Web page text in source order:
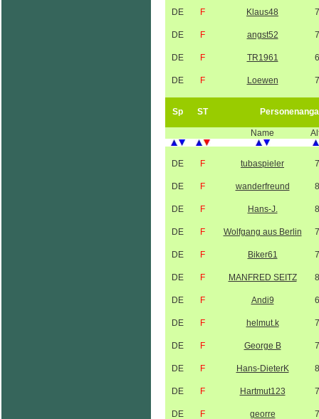
DE F Klaus48
DE F angst52
DE F TR1961
DE F Loewen
Sp ST
Name
DE F tubaspieler
DE F wanderfreund
DE F Hans-J.
DE F Wolfgang aus Berlin
DE F Biker61
DE F MANFRED SEITZ
DE F Andi9
DE F helmut.k
DE F George B
DE F Hans-DieterK
DE F Hartmut123
DE F georre